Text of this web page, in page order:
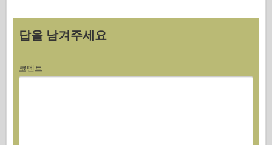
답을 남겨주세요
코멘트